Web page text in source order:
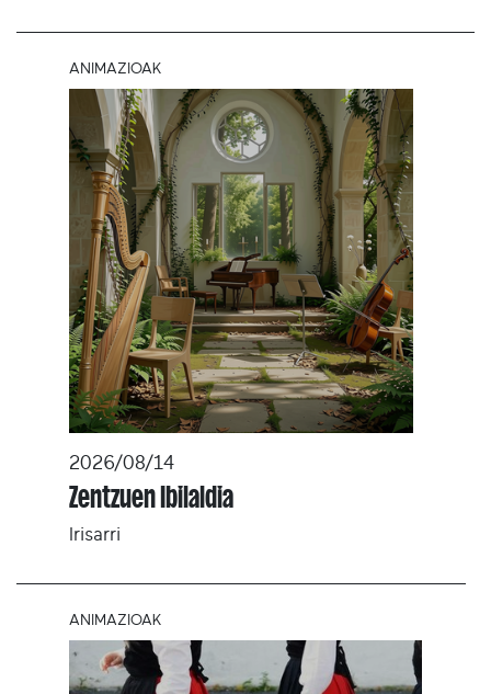
ANIMAZIOAK
2026/08/14
Zentzuen Ibilaldia
Irisarri
ANIMAZIOAK